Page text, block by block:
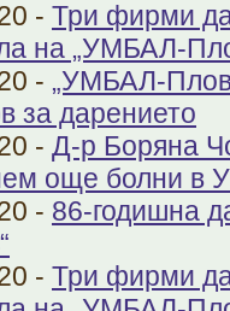
- Три фирми
на „УМБАЛ-
- „УМБАЛ-
за дарението
- Д-р Боряна
още болни в
- 86-годишна
- Три фирми